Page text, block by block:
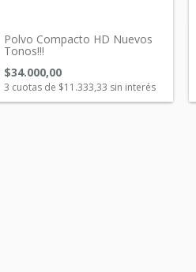
Polvo Compacto HD Nuevos
Tonos!!!
$34.000,00
3 cuotas de $11.333,33 sin interés